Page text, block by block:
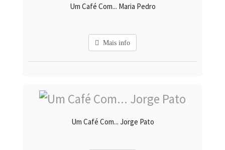
Um Café Com... Maria Pedro
Mais info
Um Café Com... Jorge Pato